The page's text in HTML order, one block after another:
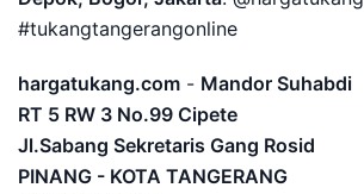
#tukangtangerangonline
hargatukang.com - Mandor Suhabdi
RT 5 RW 3 No.99 Cipete
Jl.Sabang Sekretaris Gang Rosid
PINANG - KOTA TANGERANG